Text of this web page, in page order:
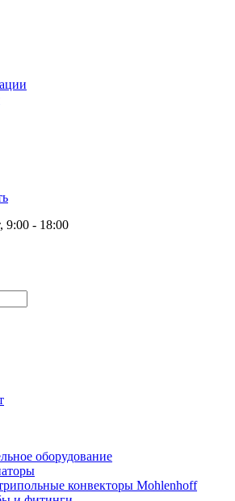
- 18:00
оборудование
конвекторы Mohlenhoff